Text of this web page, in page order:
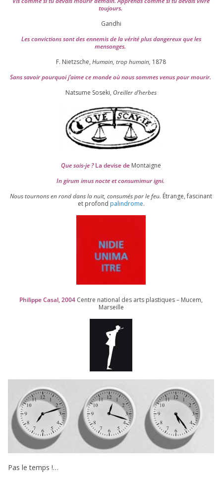
toujours.
Gandhi
Les convic­tions sont des enne­mis de la véri­té plus dan­ge­reux que les
mensonges.
F. Nietzsche, Humain, trop humain, 1878
Sans savoir pour­quoi j’aime ce monde où nous sommes venus pour mourir.
Natsume Soseki, Oreiller d’herbes
Que sais-je ?La devise de Montaigne
In girum imus nocte et consu­mi­mur igni.
Nous tour­nons en rond dans la nuit, consu­més par le feu. Étrange, fas­ci­nant
et pro­fond palin­drome.
Philippe Casal,2004 Centre natio­nal des arts plas­tiques – Mucem,
Marseille
Pas le temps !…